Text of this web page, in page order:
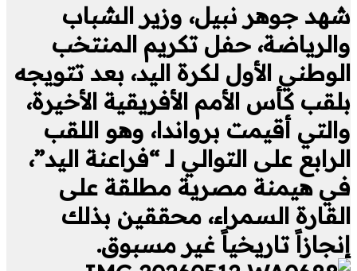
شهد جوهر نبيل، وزير الشباب
والرياضة، حفل تكريم المنتخب
الوطني الأول لكرة اليد، بعد تتويجه
بلقب كأس الأمم الأفريقية الأخيرة،
والتي أقيمت برواندا، وهو اللقب
الرابع على التوالي لـ “فراعنة اليد”،
في هيمنة مصرية مطلقة على
القارة السمراء، محققين بذلك
إنجازاً تاريخياً غير مسبوق.